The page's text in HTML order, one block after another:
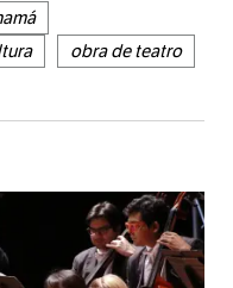
obra de teatro